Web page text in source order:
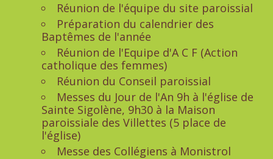
Réunion de l'équipe du site paroissial
Préparation du calendrier des
Baptêmes de l'année
Réunion de l'Equipe d'A C F (Action
catholique des femmes)
Réunion du Conseil paroissial
Messes du Jour de l'An 9h à l'église de
Sainte Sigolène, 9h30 à la Maison
paroissiale des Villettes (5 place de
l'église)
Messe des Collégiens à Monistrol